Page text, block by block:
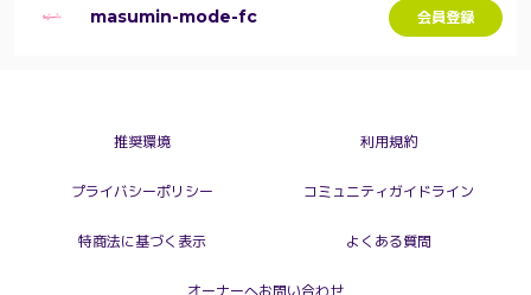
masumin-mode-fc 会員登録
推奨環境 利用規約
プライバシーポリシー コミュニティガイドライン
特商法に基づく表示 よくある質問
オーナーへお問い合わせ